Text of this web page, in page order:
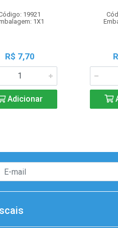
19921
1X1
R$ 7,70
Adicionar